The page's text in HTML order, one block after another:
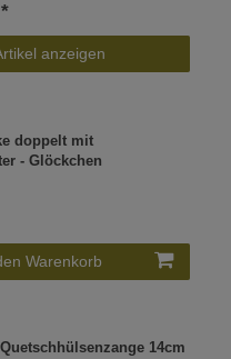
anzeigen
doppelt mit
- Glöckchen
Warenkorb
14cm